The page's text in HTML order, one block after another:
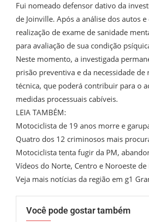
Fui nomeado defensor dativo da
de Joinville. Após a análise dos autos
realização de exame de sanidade
para avaliação de sua condição
Neste momento, a investigada
prisão preventiva e da necessidade
técnica, que poderá contribuir para o
medidas processuais cabíveis.
LEIA TAMBÉM:
Motociclista de 19 anos morre e
Quatro dos 12 criminosos mais
Motociclista tenta fugir da PM,
Vídeos do Norte, Centro e Noroeste de
Veja mais notícias da região em g1
Você pode gostar também